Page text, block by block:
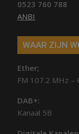
0523 760 788
ANBI
WAAR ZIJN
Ether;
FM 107.2 MHz –
DAB+:
Kanaal 5B